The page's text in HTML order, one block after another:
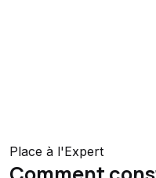
Place à l'Expert